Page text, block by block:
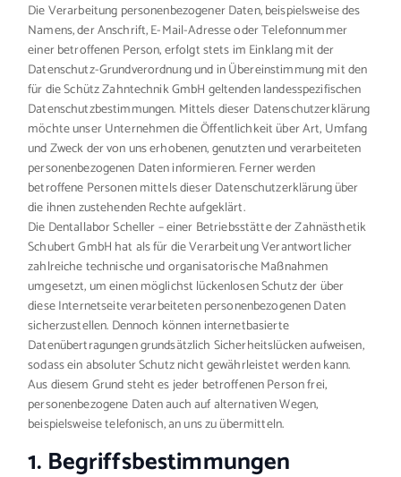
Die Verarbeitung personenbezogener Daten, beispielsweise des
Namens, der Anschrift, E-Mail-Adresse oder Telefonnummer
einer betroffenen Person, erfolgt stets im Einklang mit der
Datenschutz-Grundverordnung und in Übereinstimmung mit den
für die Schütz Zahntechnik GmbH geltenden landesspezifischen
Datenschutzbestimmungen. Mittels dieser Datenschutzerklärung
möchte unser Unternehmen die Öffentlichkeit über Art, Umfang
und Zweck der von uns erhobenen, genutzten und verarbeiteten
personenbezogenen Daten informieren. Ferner werden
betroffene Personen mittels dieser Datenschutzerklärung über
die ihnen zustehenden Rechte aufgeklärt.
Die Dentallabor Scheller – einer Betriebsstätte der Zahnästhetik
Schubert GmbH hat als für die Verarbeitung Verantwortlicher
zahlreiche technische und organisatorische Maßnahmen
umgesetzt, um einen möglichst lückenlosen Schutz der über
diese Internetseite verarbeiteten personenbezogenen Daten
sicherzustellen. Dennoch können internetbasierte
Datenübertragungen grundsätzlich Sicherheitslücken aufweisen,
sodass ein absoluter Schutz nicht gewährleistet werden kann.
Aus diesem Grund steht es jeder betroffenen Person frei,
personenbezogene Daten auch auf alternativen Wegen,
beispielsweise telefonisch, an uns zu übermitteln.
1. Begriffsbestimmungen